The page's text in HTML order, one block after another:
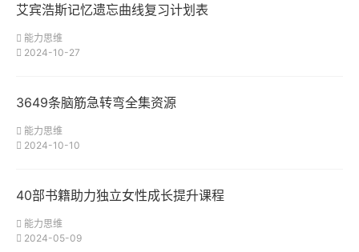
艾宾浩斯记忆遗忘曲线复习计划表
能力思维
2024-10-27
3649条脑筋急转弯全集资源
能力思维
2024-10-10
40部书籍助力独立女性成长提升课程
能力思维
2024-05-09